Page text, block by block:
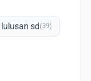
sd(39)